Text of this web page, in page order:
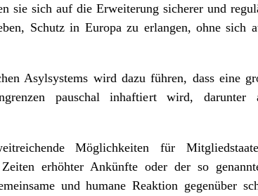
sie sich auf die Erweiterung sicherer und
Schutz in Europa zu erlangen, ohne sich
Asylsystems wird dazu führen, dass eine
pauschal inhaftiert wird, darunter
Möglichkeiten für
erhöhter Ankünfte oder der so
und humane Reaktion gegenüber